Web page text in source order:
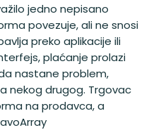
jedno nepisano
povezuje, ali ne snosi
preko aplikacije ili
plaćanje prolazi
nastane problem,
nekog drugog. Trgovac
na prodavca, a